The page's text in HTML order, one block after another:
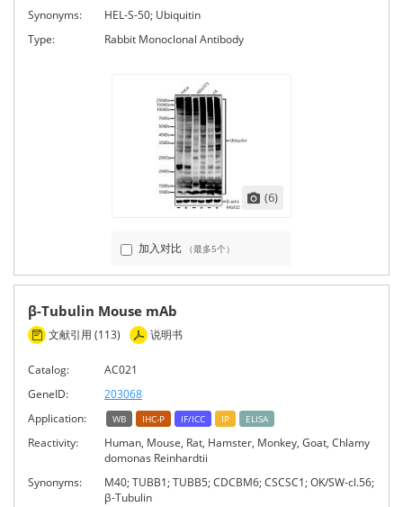
Synonyms:
HEL-S-50; Ubiquitin
Type:
Rabbit Monoclonal Antibody
(6)
加入对比 （最多5个）
β-Tubulin Mouse mAb
文献引用 (113) 说明书
Catalog:
AC021
GeneID:
203068
Application:
WB IHC-P IF/ICC IP ELISA
Reactivity:
Human, Mouse, Rat, Hamster, Monkey, Goat, Chlamy
domonas Reinhardtii
Synonyms:
M40; TUBB1; TUBB5; CDCBM6; CSCSC1; OK/SW-cl.56;
β-Tubulin